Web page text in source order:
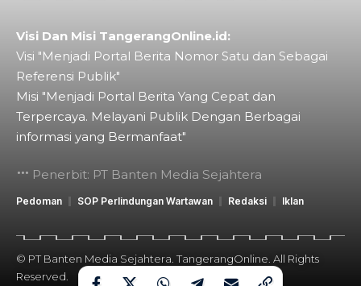
Visi Dan Misi TangerangOnline.id:
Visi "Menjadi Portal Berita Nomor Satu dan Sebagai
Referensi Publik"
Misi "Menjadi Portal Berita Yang Cepat dan
Terpercaya. Melayani Publik Dengan Berbagai
informasi yang Bermanfaat"
Penerbit: PT Banten Media Sejahtera
Pedoman SOP Perlindungan Wartawan Redaksi Iklan
© PT Banten Media Sejahtera. TangerangOnline. All Rights
Reserved.